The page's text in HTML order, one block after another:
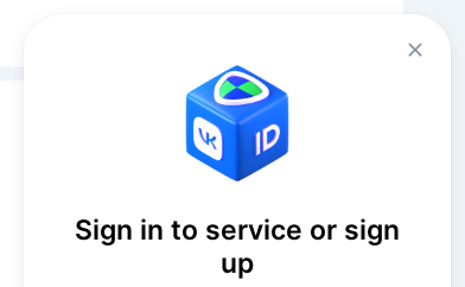
Sign in to service or sign
up